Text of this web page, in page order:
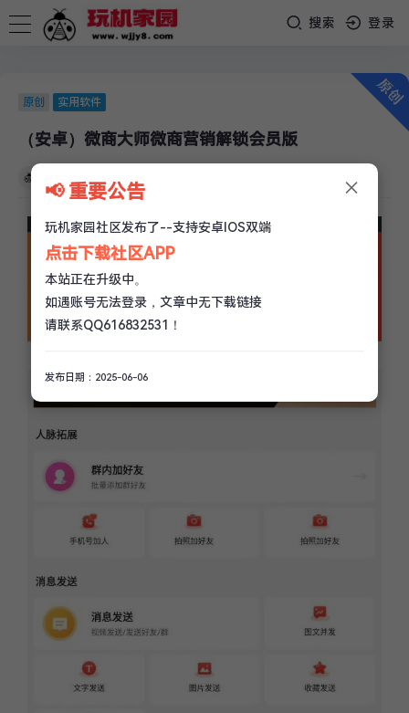
搜索 登录
原创 实用软件
（安卓）微商大师微商营销解锁会员版
×
📢 重要公告
玩机家园社区发布了--支持安卓IOS双端
点击下载社区APP
本站正在升级中。
如遇账号无法登录，文章中无下载链接
请联系QQ616832531！
发布日期：2025-06-06